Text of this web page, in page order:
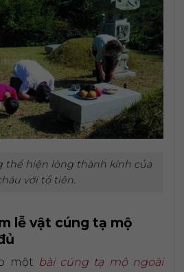
thể hiện lòng thành kính của
với tổ tiên.
lễ vật cúng tạ mộ
một bài cúng tạ mộ ngoài